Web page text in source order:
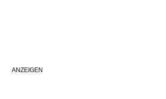
ANZEIGEN